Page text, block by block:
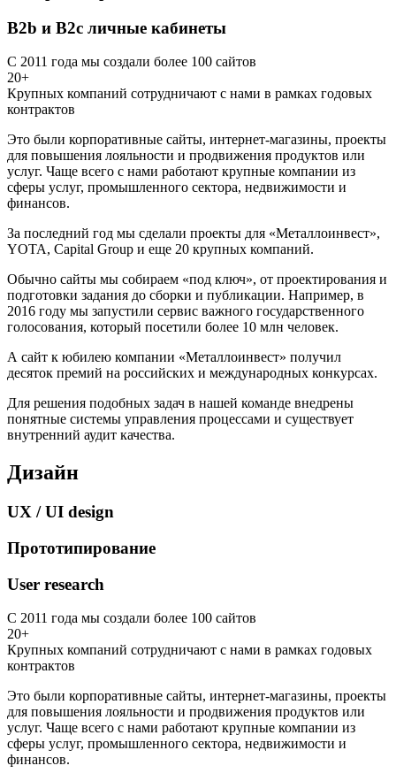
B2b и B2c личные кабинеты
С 2011 года мы создали более 100 сайтов
20+
Крупных компаний сотрудничают с нами в рамках годовых
контрактов
Это были корпоративные сайты, интернет-магазины, проекты
для повышения лояльности и продвижения продуктов или
услуг. Чаще всего с нами работают крупные компании из
сферы услуг, промышленного сектора, недвижимости и
финансов.
За последний год мы сделали проекты для «Металлоинвест»,
YOTA, Capital Group и еще 20 крупных компаний.
Обычно сайты мы собираем «под ключ», от проектирования и
подготовки задания до сборки и публикации. Например, в
2016 году мы запустили сервис важного государственного
голосования, который посетили более 10 млн человек.
А сайт к юбилею компании «Металлоинвест» получил
десяток премий на российских и международных конкурсах.
Для решения подобных задач в нашей команде внедрены
понятные системы управления процессами и существует
внутренний аудит качества.
Дизайн
UX / UI design
Прототипирование
User research
С 2011 года мы создали более 100 сайтов
20+
Крупных компаний сотрудничают с нами в рамках годовых
контрактов
Это были корпоративные сайты, интернет-магазины, проекты
для повышения лояльности и продвижения продуктов или
услуг. Чаще всего с нами работают крупные компании из
сферы услуг, промышленного сектора, недвижимости и
финансов.